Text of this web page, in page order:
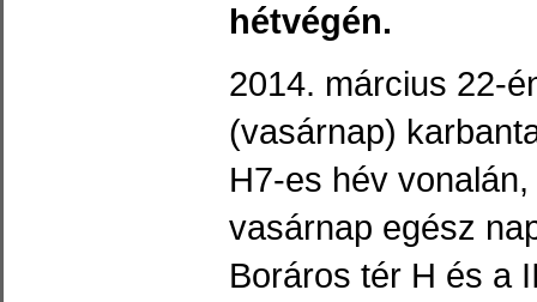
hétvégén.
2014. március 22-
(vasárnap)
H7-es hév
vasárnap egész
Boráros tér H és a